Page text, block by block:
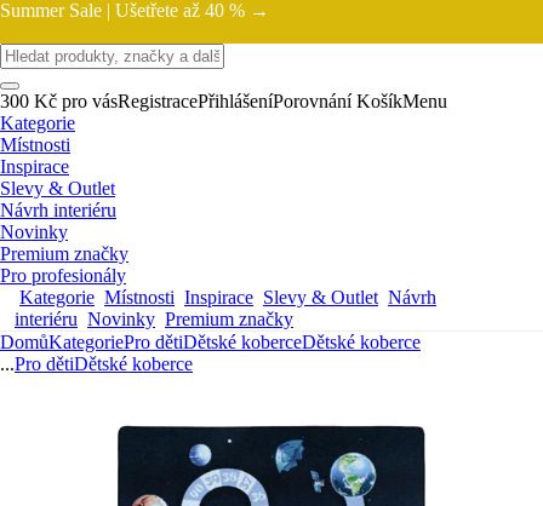
Summer Sale | Ušetřete až 40 % →
300 Kč pro vásRegistracePřihlášeníPorovnání KošíkMenu
Kategorie
Místnosti
Inspirace
Slevy & Outlet
Návrh interiéru
Novinky
Premium značky
Pro profesionály
Kategorie Místnosti Inspirace Slevy & Outlet Návrh
interiéru Novinky Premium značky
DomůKategoriePro dětiDětské koberceDětské koberce
...Pro dětiDětské koberce